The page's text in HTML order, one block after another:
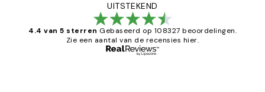
UITSTEKEND
4.4 van 5 sterren Gebaseerd op 108327 beoordelingen.
Zie een aantal van de recensies hier.